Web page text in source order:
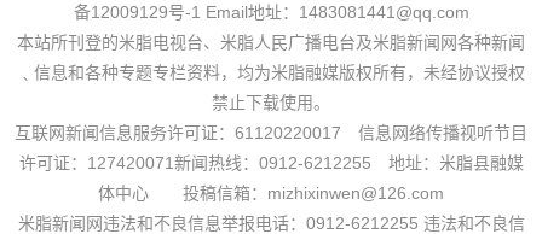
备12009129号-1 Email地址： 1483081441@qq.com
本站所刊登的米脂电视台、米脂人民广播电台及米脂新闻网各种新闻
﹑信息和各种专题专栏资料，均为米脂融媒版权所有，未经协议授权
禁止下载使用。
互联网新闻信息服务许可证：61120220017 信息网络传播视听节目
许可证：127420071新闻热线：0912-6212255 地址：米脂县融媒
体中心 投稿信箱：mizhixinwen@126.com
米脂新闻网违法和不良信息举报电话：0912-6212255 违法和不良信